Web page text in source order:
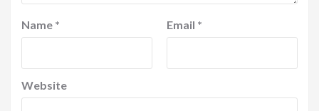
Name * Email *
Website